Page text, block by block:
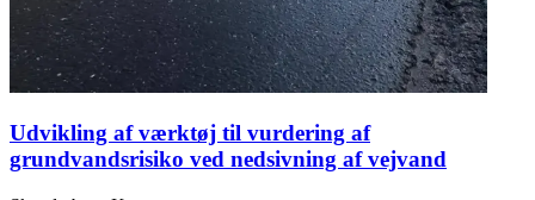
Udvikling af værktøj til vurdering af
grundvandsrisiko ved nedsivning af vejvand